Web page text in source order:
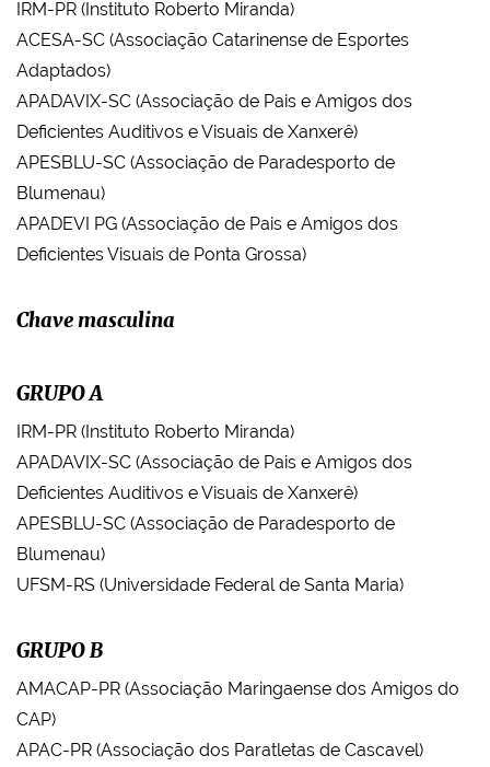
IRM-PR (Instituto Roberto Miranda)
ACESA-SC (Associação Catarinense de Esportes
Adaptados)
APADAVIX-SC (Associação de Pais e Amigos dos
Deficientes Auditivos e Visuais de Xanxerê)
APESBLU-SC (Associação de Paradesporto de
Blumenau)
APADEVI PG (Associação de Pais e Amigos dos
Deficientes Visuais de Ponta Grossa)
Chave masculina
GRUPO A
IRM-PR (Instituto Roberto Miranda)
APADAVIX-SC (Associação de Pais e Amigos dos
Deficientes Auditivos e Visuais de Xanxerê)
APESBLU-SC (Associação de Paradesporto de
Blumenau)
UFSM-RS (Universidade Federal de Santa Maria)
GRUPO B
AMACAP-PR (Associação Maringaense dos Amigos do
CAP)
APAC-PR (Associação dos Paratletas de Cascavel)